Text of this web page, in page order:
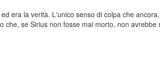
era la verità. L'unico senso di colpa che
che, se Sirius non fosse mai morto, non avrebbe